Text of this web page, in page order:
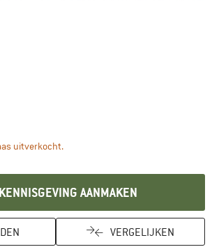
uitverkocht.De link wordt geopend in een
KENNISGEVING AANMAKEN
VERGELIJKEN